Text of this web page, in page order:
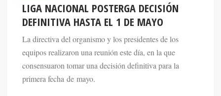
LIGA NACIONAL POSTERGA DECISIÓN
DEFINITIVA HASTA EL 1 DE MAYO
La directiva del organismo y los presidentes de los
equipos realizaron una reunión este día, en la que
consensuaron tomar una decisión definitiva para la
primera fecha de mayo.